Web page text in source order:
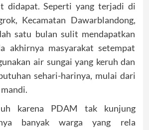
didapat. Seperti yang terjadi di
Kecamatan Dawarblandong,
satu bulan sulit mendapatkan
akhirnya masyarakat setempat
air sungai yang keruh dan
sehari-harinya, mulai dari
karena PDAM tak kunjung
banyak warga yang rela